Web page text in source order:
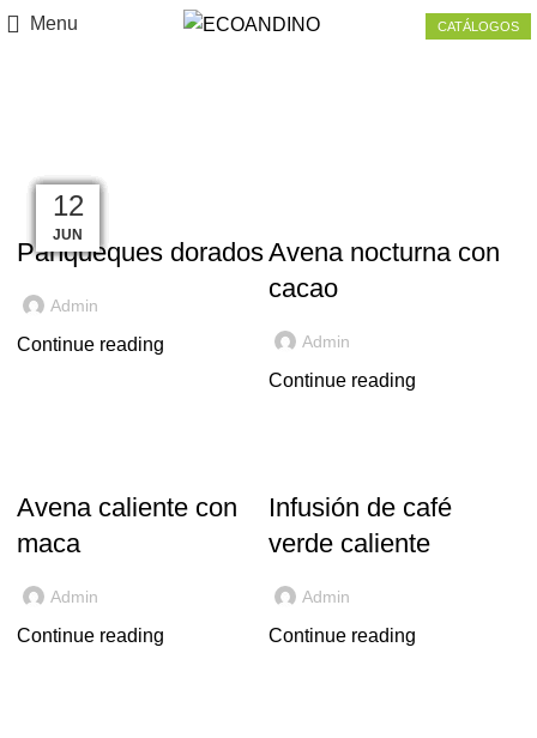
Menu CATÁLOGOS
11
AGO
CÚRCUMA
Panqueques dorados
Admin
Continue reading
15
JUL
Avena nocturna con
cacao
Admin
Continue reading
13
JUL
Avena caliente con
maca
Admin
Continue reading
10
JUL
Infusión de café
verde caliente
Admin
Continue reading
06
JUL
28
JUN
24
JUN
20
JUN
16
JUN
12
JUN